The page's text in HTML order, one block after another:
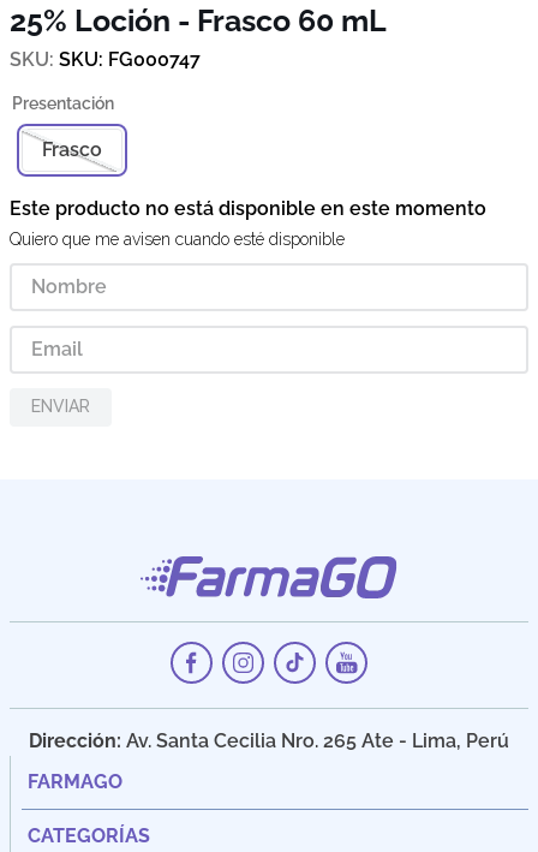
25% Loción - Frasco 60 mL
SKU: FG000747
Frasco
Este producto no está disponible en este momento
Quiero que me avisen cuando esté disponible
ENVIAR
Dirección: Av. Santa Cecilia Nro. 265 Ate - Lima, Perú
FARMAGO
CATEGORÍAS